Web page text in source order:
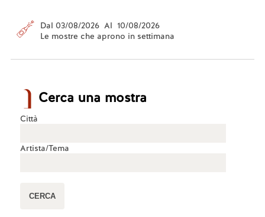
Dal 03/08/2026 Al 10/08/2026
Le mostre che aprono in settimana
Cerca una mostra
Città
Artista/Tema